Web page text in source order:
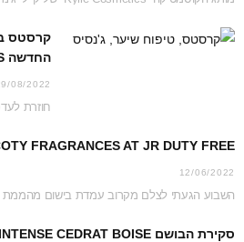
קרסטס
החדשה KERASTASE GENESIS
08/2022
FRAGRANCES AT JR DUTY FREE
12/06/2022
סקירת הבושם MANCERA – INTENSE CEDRAT BOISE